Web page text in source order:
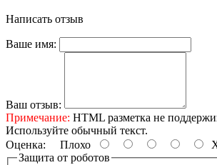
Написать отзыв
Ваше имя:
Ваш отзыв:
Примечание: HTML разметка не
Используйте обычный текст.
Оценка: Плохо
Защита от роботов